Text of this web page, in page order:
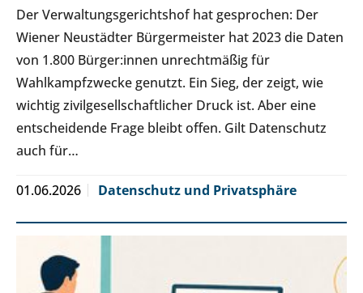
Der Verwaltungsgerichtshof hat gesprochen: Der
Wiener Neustädter Bürgermeister hat 2023 die Daten
von 1.800 Bürger:innen unrechtmäßig für
Wahlkampfzwecke genutzt. Ein Sieg, der zeigt, wie
wichtig zivilgesellschaftlicher Druck ist. Aber eine
entscheidende Frage bleibt offen. Gilt Datenschutz
auch für…
01.06.2026 Datenschutz und Privatsphäre